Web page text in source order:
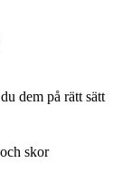
dem på rätt sätt
skor